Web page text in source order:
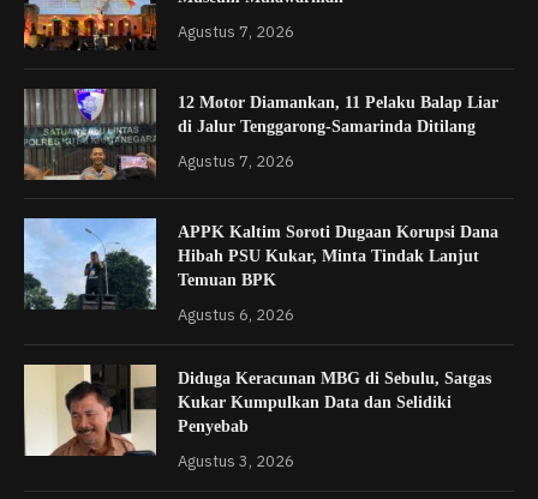
Agustus 7, 2026
12 Motor Diamankan, 11 Pelaku Balap Liar
di Jalur Tenggarong-Samarinda Ditilang
Agustus 7, 2026
APPK Kaltim Soroti Dugaan Korupsi Dana
Hibah PSU Kukar, Minta Tindak Lanjut
Temuan BPK
Agustus 6, 2026
Diduga Keracunan MBG di Sebulu, Satgas
Kukar Kumpulkan Data dan Selidiki
Penyebab
Agustus 3, 2026